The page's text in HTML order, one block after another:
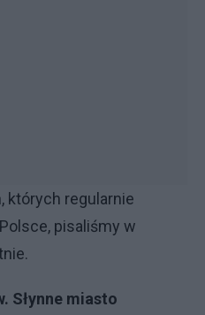
których regularnie
pisaliśmy w
Słynne miasto